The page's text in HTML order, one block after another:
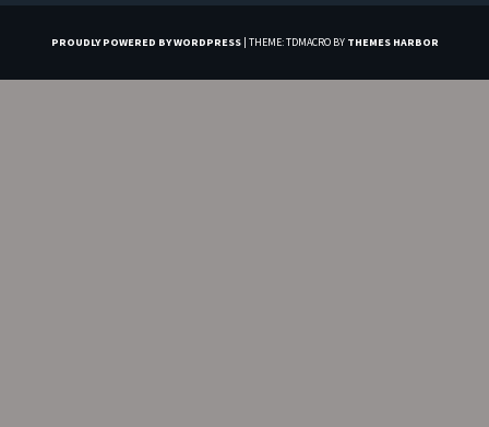
PROUDLY POWERED BY WORDPRESS THEME: TDMACRO BY THEMES HARBOR